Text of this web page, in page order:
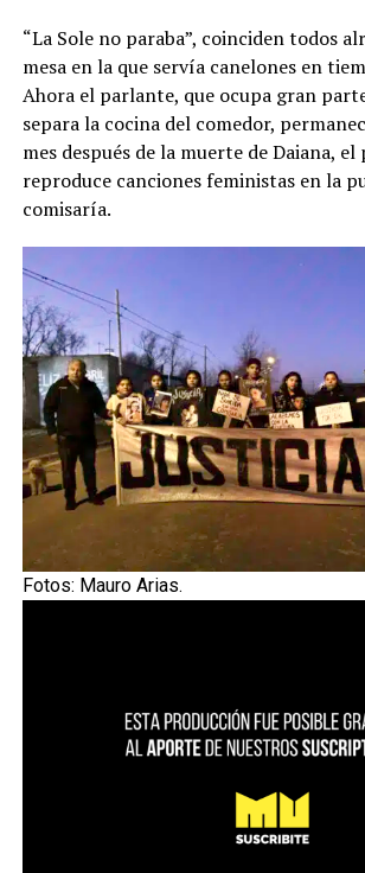
“La Sole no paraba”, coinciden todos
mesa en la que servía canelones en
Ahora el parlante, que ocupa gran
separa la cocina del comedor,
mes después de la muerte de Daiana,
reproduce canciones feministas en la
comisaría.
Fotos: Mauro Arias.